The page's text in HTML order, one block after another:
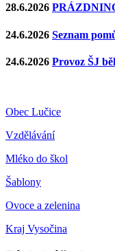
28.6.2026
24.6.2026 Seznam
24.6.2026 Provoz ŠJ
Obec Lučice
Vzdělávání
Mléko do škol
Šablony
Ovoce a zelenina
Kraj Vysočina